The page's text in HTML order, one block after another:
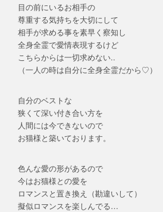
目の前にいるお相手の
尊重する気持ちを大切にして
相手が求める事を素早く察知し
全身全霊で愛情表現するけど
こちらからは一切求めない..
（一人の時は自分に全身全霊だから♡）
自分のベストな
狭くて深い付き合い方を
人間には今できないので
お猫様と築いております。
色んな愛の形があるので
今はお猫様との愛を
ロマンスと置き換え（勘違いして）
擬似ロマンスを楽しんでる…